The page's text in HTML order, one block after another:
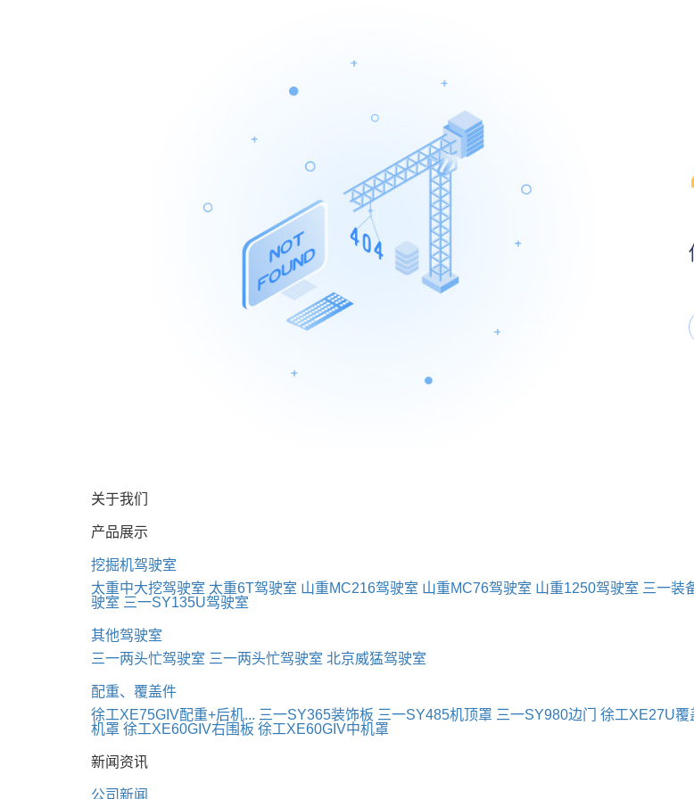
关于我们
产品展示
挖掘机驾驶室
太重中大挖驾驶室 太重6T驾驶室 山重MC216驾驶室 山重MC76驾驶室 山重1250驾驶室 三一装
驶室 三一SY135U驾驶室
其他驾驶室
三一两头忙驾驶室 三一两头忙驾驶室 北京威猛驾驶室
配重、覆盖件
徐工XE75GIV配重+后机... 三一SY365装饰板 三一SY485机顶罩 三一SY980边门 徐工XE27U覆
机罩 徐工XE60GIV右围板 徐工XE60GIV中机罩
新闻资讯
公司新闻